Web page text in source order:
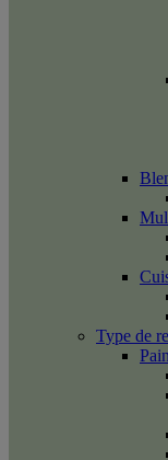
Type de
Pain